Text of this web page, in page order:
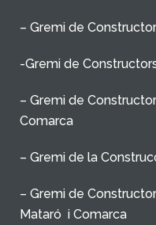
– Gremi de
-Gremi de
– Gremi de
Comarca
– Gremi de la
– Gremi de
Mataró i Comarca